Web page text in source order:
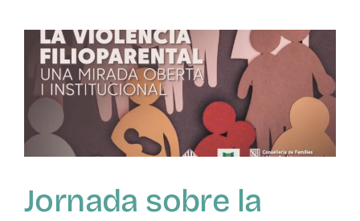
violencia
filio-
parental
en
Lugo
Jornada sobre la